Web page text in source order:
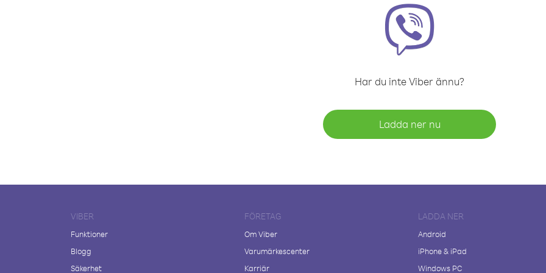
Har du inte Viber ännu?
Ladda ner nu
VIBER
Funktioner
Blogg
Säkerhet
FÖRETAG
Om Viber
Varumärkescenter
Karriär
LADDA NER
Android
iPhone & iPad
Windows PC